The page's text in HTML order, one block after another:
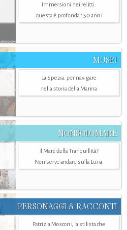
Immersioni nei relitti:
questa è profonda 150 anni
MUSEI
La Spezia. per navigare
nella storia della Marina
NONSOLOMARE
Il Mare della Tranquillità?
Non serve andare sulla Luna
PERSONAGGI & RACCONTI
Patrizia Mosconi, la stilista che